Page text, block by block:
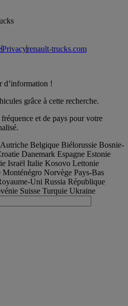
Privacyrenault-trucks.com
d’information !
grâce à cette recherche.
et de pays pour votre
Autriche Belgique Biélorussie Bosnie-
Danemark Espagne Estonie
Israël Italie Kosovo Lettonie
Monténégro Norvège Pays-Bas
Uni Russia République
Suisse Turquie Ukraine